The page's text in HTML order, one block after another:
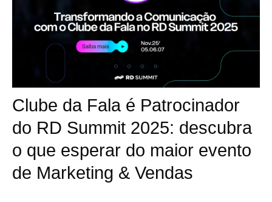
Clube da Fala é Patrocinador
do RD Summit 2025: descubra
o que esperar do maior evento
de Marketing & Vendas